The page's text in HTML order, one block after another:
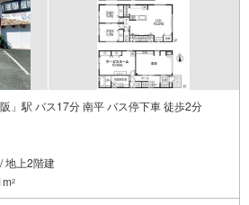
」駅 バス17分 南平 バス停下車 徒歩2分
地上2階建
2